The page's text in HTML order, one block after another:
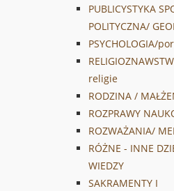
PUBLICYSTYKA
POLITYCZNA/
PSYCHOLOGIA/
religie
RODZINA /
ROZPRAWY
ROZWAŻANIA/
RÓŻNE - INNE
WIEDZY
SAKRAMENTY I